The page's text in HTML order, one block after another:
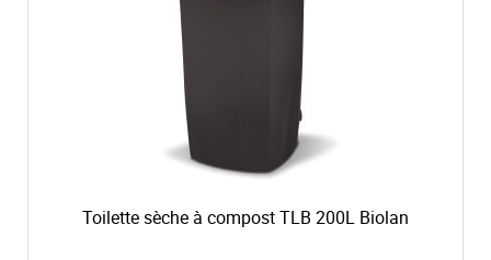
Toilette sèche à compost TLB 200L Biolan